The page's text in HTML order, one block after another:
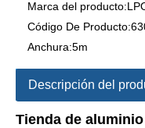
Marca del producto:
Código De Producto:
Anchura:5m
Descripción del
Tienda de